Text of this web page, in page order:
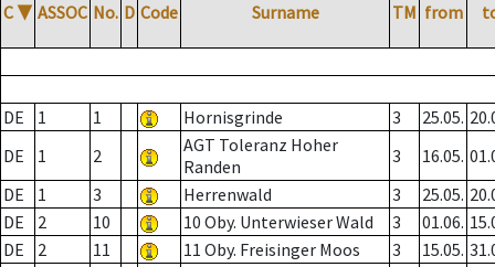
C ▼ ASSOC No. D Code Surname TM from
DE 1 1 Hornisgrinde 3 25.05.
DE
1 2
AGT Toleranz Hoher
Randen
3 16.05.
DE
1 3 Herrenwald 3 25.05.
DE
2 10 10 Oby. Unterwieser Wald 3 01.06.
DE
2 11 11 Oby. Freisinger Moos 3 15.05.